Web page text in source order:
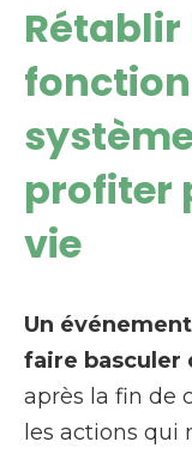
Rétablir
profiter
vie
Un
faire basculer
après la fin de
les actions qui